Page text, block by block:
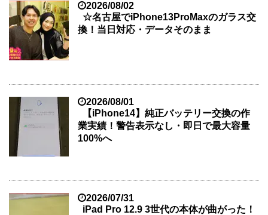
2026/08/02
☆名古屋でiPhone13ProMaxのガラス交
換！当日対応・データそのまま
2026/08/01
【iPhone14】純正バッテリー交換の作
業実績！警告表示なし・即日で最大容量
100%へ
2026/07/31
iPad Pro 12.9 3世代の本体が曲がった！